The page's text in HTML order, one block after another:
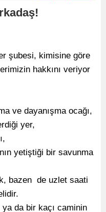
şubesi, kimisine göre
hakkını veriyor
ve dayanışma ocağı,
yer,
yetiştiği bir savunma
bazen de uzlet saati
da bir kaçı caminin